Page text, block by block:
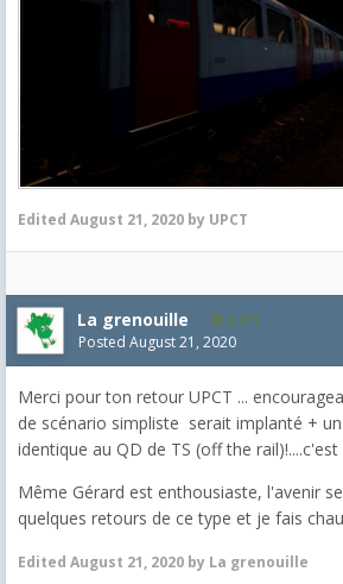
Edited August 21, 2020 by UPCT
La grenouille 3,271
Posted August 21, 2020
Merci pour ton retour UPCT ...
de scénario simpliste serait implanté +
identique au QD de TS (off the rail)!....c'est
Même Gérard est enthousiaste, l'avenir
quelques retours de ce type et je fais
Edited August 21, 2020 by La grenouille